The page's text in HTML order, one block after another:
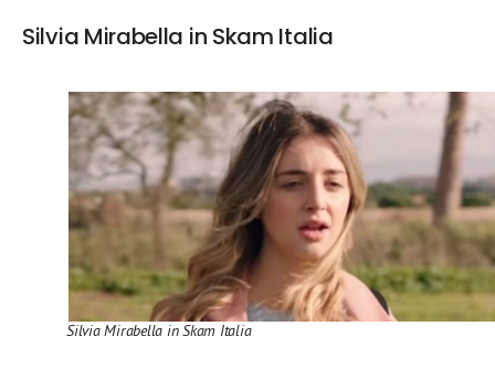
Silvia Mirabella in Skam Italia
Silvia Mirabella in Skam Italia